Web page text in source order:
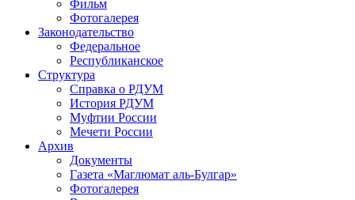
Фильм
Фотогалерея
Законодательство
Федеральное
Республиканское
Структура
Справка о РДУМ
История РДУМ
Муфтии России
Мечети России
Архив
Документы
Газета «Маглюмат аль-Булгар»
Фотогалерея